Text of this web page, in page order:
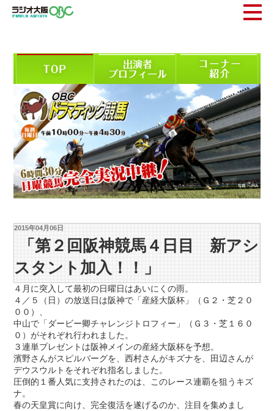
2015年04月06日
「第２回阪神競馬４日目 新アシ
スタント加入！！」
４月に突入して最初の日曜日はあいにくの雨。
４／５（日）の放送日は阪神で「産経大阪杯」（Ｇ２・芝２０
００）、
中山で「ダービー卿チャレンジトロフィー」（Ｇ３・芝１６０
０）がそれぞれ行われました。
３連単プレゼントは阪神メインの産経大阪杯を予想。
濱野さんがスピルバーグを、西村さんがキズナを、田辺さんが
デウスウルトをそれぞれ指名しました。
圧倒的１番人気に支持されたのは、このレース連覇を狙うキズ
ナ。
春の天皇賞に向け、完全復活を遂げるのか、注目を集めまし